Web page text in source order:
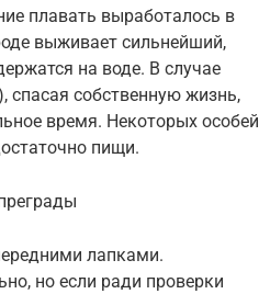
плавать выработалось в
выживает сильнейший,
на воде. В случае
спасая собственную жизнь,
время. Некоторых особей
пищи.
лапками.
но если ради проверки